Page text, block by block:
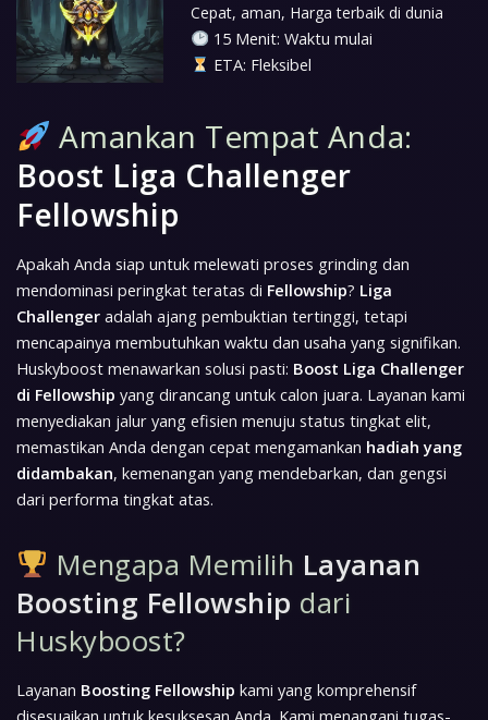
Cepat, aman, Harga terbaik di dunia
15 Menit: Waktu mulai
ETA: Fleksibel
Amankan Tempat Anda:
Boost Liga Challenger
Fellowship
Apakah Anda siap untuk melewati proses grinding dan
mendominasi peringkat teratas di Fellowship? Liga
Challenger adalah ajang pembuktian tertinggi, tetapi
mencapainya membutuhkan waktu dan usaha yang signifikan.
Huskyboost menawarkan solusi pasti: Boost Liga Challenger
di Fellowship yang dirancang untuk calon juara. Layanan kami
menyediakan jalur yang efisien menuju status tingkat elit,
memastikan Anda dengan cepat mengamankan hadiah yang
didambakan, kemenangan yang mendebarkan, dan gengsi
dari performa tingkat atas.
Mengapa Memilih Layanan
Boosting Fellowship dari
Huskyboost?
Layanan Boosting Fellowship kami yang komprehensif